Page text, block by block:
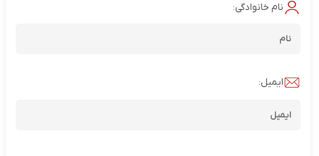
نام خانوادگی:
ایمیل: